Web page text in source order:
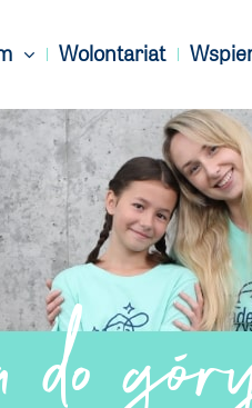
Wolontariat